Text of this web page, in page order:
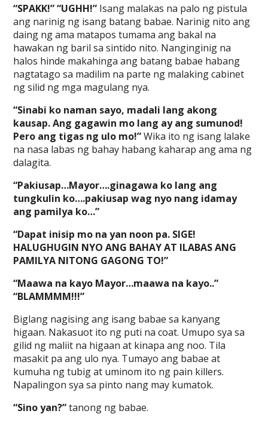
“SPAKK!” “UGHH!” Isang malakas na palo ng pistula
ang narinig ng isang batang babae. Narinig nito ang
daing ng ama matapos tumama ang bakal na
hawakan ng baril sa sintido nito. Nanginginig na
halos hinde makahinga ang batang babae habang
nagtatago sa madilim na parte ng malaking cabinet
ng silid ng mga magulang nya.
“Sinabi ko naman sayo, madali lang akong
kausap. Ang gagawin mo lang ay ang sumunod!
Pero ang tigas ng ulo mo!”Wika ito ng isang lalake
na nasa labas ng bahay habang kaharap ang ama ng
dalagita.
“Pakiusap…Mayor….ginagawa ko lang ang
tungkulin ko….pakiusap wag nyo nang idamay
ang pamilya ko…”
“Dapat inisip mo na yan noon pa. SIGE!
HALUGHUGIN NYO ANG BAHAY AT ILABAS ANG
PAMILYA NITONG GAGONG TO!”
“Maawa na kayo Mayor…maawa na kayo..”
“BLAMMMM!!!”
Biglang nagising ang isang babae sa kanyang
higaan. Nakasuot ito ng puti na coat. Umupo sya sa
gilid ng maliit na higaan at kinapa ang noo. Tila
masakit pa ang ulo nya. Tumayo ang babae at
kumuha ng tubig at uminom ito ng pain killers.
Napalingon sya sa pinto nang may kumatok.
“Sino yan?”tanong ng babae.